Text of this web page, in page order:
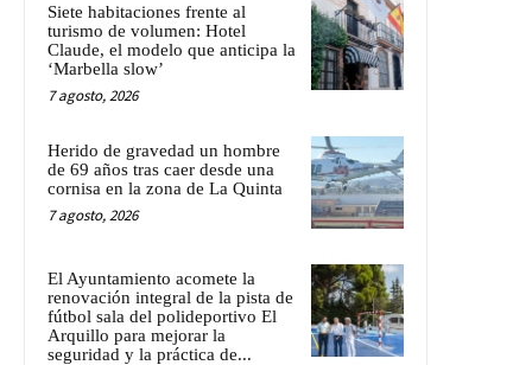
Siete habitaciones frente al
turismo de volumen: Hotel
Claude, el modelo que anticipa la
‘Marbella slow’
7 agosto, 2026
Herido de gravedad un hombre
de 69 años tras caer desde una
cornisa en la zona de La Quinta
7 agosto, 2026
El Ayuntamiento acomete la
renovación integral de la pista de
fútbol sala del polideportivo El
Arquillo para mejorar la
seguridad y la práctica de...